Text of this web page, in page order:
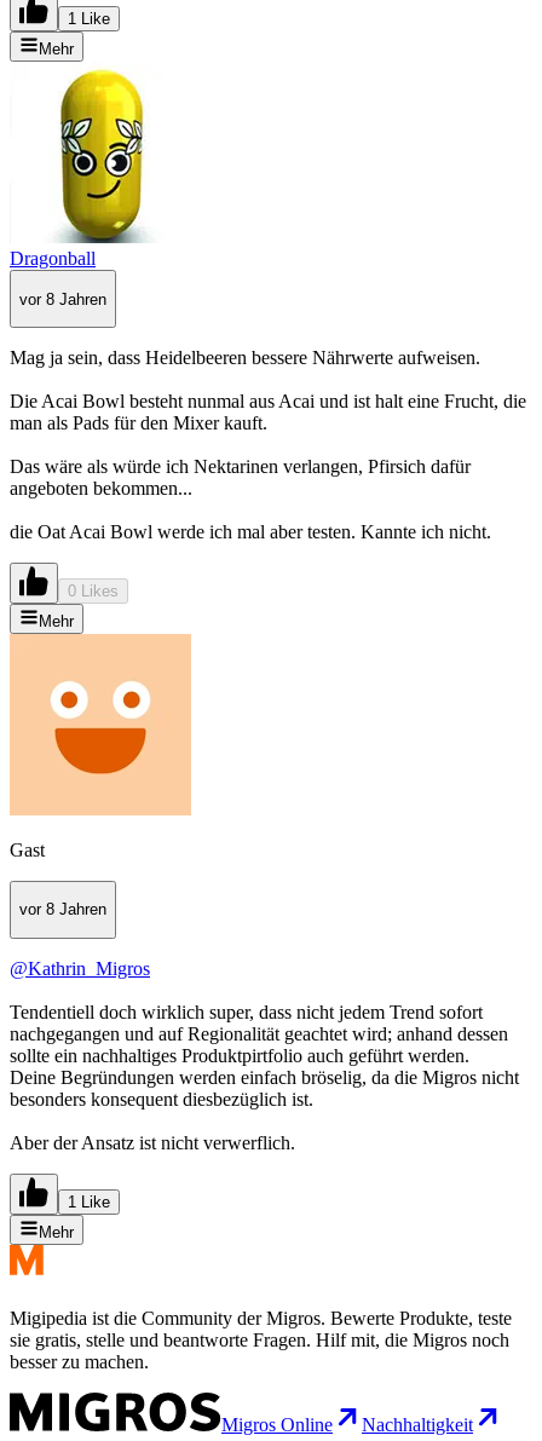
1 Like
Mehr
Dragonball
vor 8 Jahren
Mag ja sein, dass Heidelbeeren bessere Nährwerte aufweisen.
Die Acai Bowl besteht nunmal aus Acai und ist halt eine Frucht, die
man als Pads für den Mixer kauft.
Das wäre als würde ich Nektarinen verlangen, Pfirsich dafür
angeboten bekommen...
die Oat Acai Bowl werde ich mal aber testen. Kannte ich nicht.
0 Likes
Mehr
Gast
vor 8 Jahren
@Kathrin_Migros
Tendentiell doch wirklich super, dass nicht jedem Trend sofort
nachgegangen und auf Regionalität geachtet wird; anhand dessen
sollte ein nachhaltiges Produktpirtfolio auch geführt werden.
Deine Begründungen werden einfach bröselig, da die Migros nicht
besonders konsequent diesbezüglich ist.
Aber der Ansatz ist nicht verwerflich.
1 Like
Mehr
Migipedia ist die Community der Migros. Bewerte Produkte, teste
sie gratis, stelle und beantworte Fragen. Hilf mit, die Migros noch
besser zu machen.
Migros Online Nachhaltigkeit